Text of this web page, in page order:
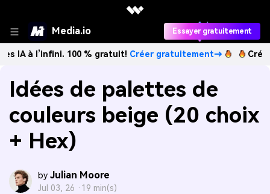
Media.io Essayer gratuitement
100 % gratuit! Créer gratuitement→ Créez des
Idées de palettes de
couleurs beige (20 choix
+ Hex)
by Julian Moore
Jul 03, 26 · 19 min(s)